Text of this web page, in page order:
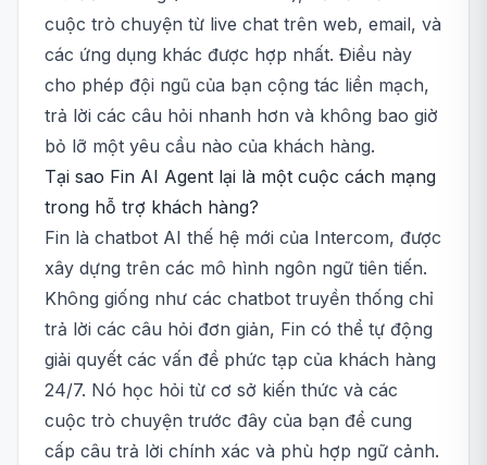
cuộc trò chuyện từ live chat trên web, email, và
các ứng dụng khác được hợp nhất. Điều này
cho phép đội ngũ của bạn cộng tác liền mạch,
trả lời các câu hỏi nhanh hơn và không bao giờ
bỏ lỡ một yêu cầu nào của khách hàng.
Tại sao Fin AI Agent lại là một cuộc cách mạng
trong hỗ trợ khách hàng?
Fin là chatbot AI thế hệ mới của Intercom, được
xây dựng trên các mô hình ngôn ngữ tiên tiến.
Không giống như các chatbot truyền thống chỉ
trả lời các câu hỏi đơn giản, Fin có thể tự động
giải quyết các vấn đề phức tạp của khách hàng
24/7. Nó học hỏi từ cơ sở kiến thức và các
cuộc trò chuyện trước đây của bạn để cung
cấp câu trả lời chính xác và phù hợp ngữ cảnh.